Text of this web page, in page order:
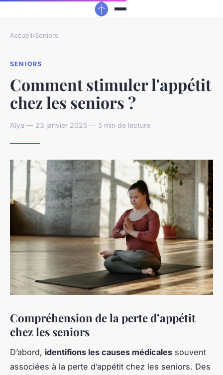
Accueil›Seniors
SENIORS
Comment stimuler l'appétit
chez les seniors ?
Alya — 23 janvier 2025 — 5 min de lecture
Compréhension de la perte d’appétit
chez les seniors
D’abord, identifions les causes médicales souvent
associées à la perte d’appétit chez les seniors. Des